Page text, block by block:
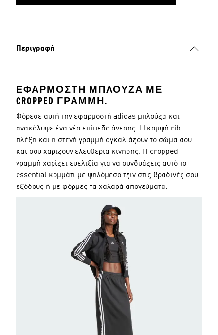
Περιγραφή
ΕΦΑΡΜΟΣΤΉ ΜΠΛΟΎΖΑ ΜΕ
CROPPED ΓΡΑΜΜΉ.
Φόρεσε αυτή την εφαρμοστή adidas μπλούζα και
ανακάλυψε ένα νέο επίπεδο άνεσης. Η κομψή rib
πλέξη και η στενή γραμμή αγκαλιάζουν το σώμα σου
και σου χαρίζουν ελευθερία κίνησης. Η cropped
γραμμή χαρίζει ευελιξία για να συνδυάζεις αυτό το
essential κομμάτι με ψηλόμεσο τζιν στις βραδινές σου
εξόδους ή με φόρμες τα χαλαρά απογεύματα.